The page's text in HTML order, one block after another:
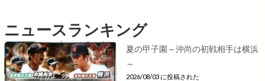
ニュースランキング
夏の甲子園～沖尚の初戦相手は横浜
～
2026/08/03 に投稿された